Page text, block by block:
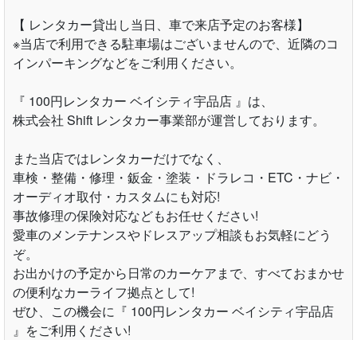
【 レンタカー貸出し当日、車で来店予定のお客様】
※当店で利用できる駐車場はございませんので、近隣のコ
インパーキングなどをご利用ください。
『 100円レンタカー ベイシティ宇品店 』は、
株式会社 Shift レンタカー事業部が運営しております。
また当店ではレンタカーだけでなく、
車検・整備・修理・鈑金・塗装・ドラレコ・ETC・ナビ・
オーディオ取付・カスタムにも対応!
事故修理の保険対応などもお任せください!
愛車のメンテナンスやドレスアップ相談もお気軽にどう
ぞ。
お出かけの予定から日常のカーケアまで、すべておまかせ
の便利なカーライフ拠点として!
ぜひ、この機会に『 100円レンタカー ベイシティ宇品店
』をご利用ください!